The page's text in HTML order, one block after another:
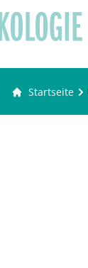
Startseite